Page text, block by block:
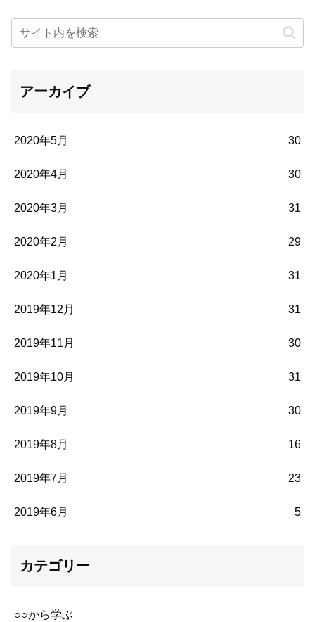
アーカイブ
2020年5月 30
2020年4月 30
2020年3月 31
2020年2月 29
2020年1月 31
2019年12月 31
2019年11月 30
2019年10月 31
2019年9月 30
2019年8月 16
2019年7月 23
2019年6月 5
カテゴリー
○○から学ぶ